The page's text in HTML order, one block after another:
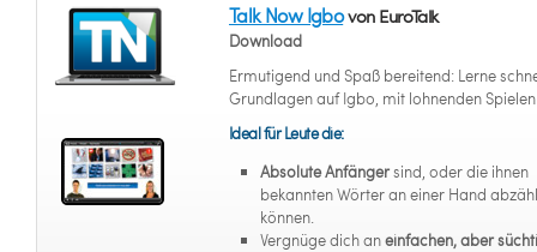
Talk Now Igbovon EuroTalk
Download
Ermutigend und Spaß bereitend: Lerne
Grundlagen auf Igbo, mit lohnenden
Ideal für Leute die:
Absolute Anfängersind, oder die ihnen
bekannten Wörter an einer Hand
können.
Vergnüge dich aneinfachen, aber